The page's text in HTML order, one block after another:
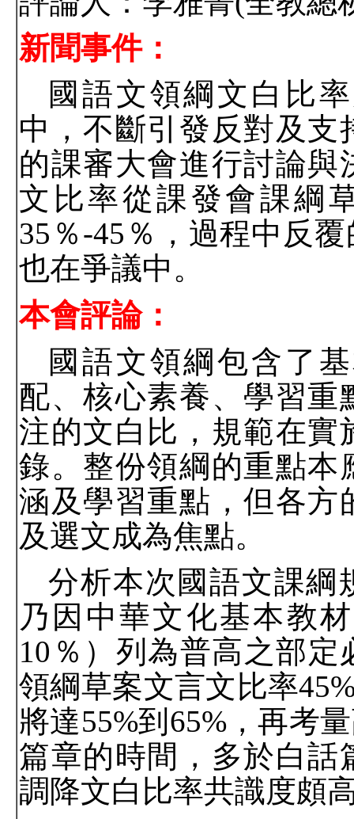
新聞事件：
國語文領綱文白比
中，不斷引發反對及
的課審大會進行討論
文比率從課發會課綱
35 ％-45 ％，過程中反
也在爭議中。
本會評論：
國語文領綱包含了
配、核心素養、學習重
注的文白比，規範在實
錄。整份領綱的重點本
涵及學習重點，但各方
及選文成為焦點。
分析本次國語文課綱
乃因中華文化基本教材
10 ％）列為普高之部
領綱草案文言文比率
將達55%到 65%，再考
篇章的時間，多於白話
調降文白比率共識度頗